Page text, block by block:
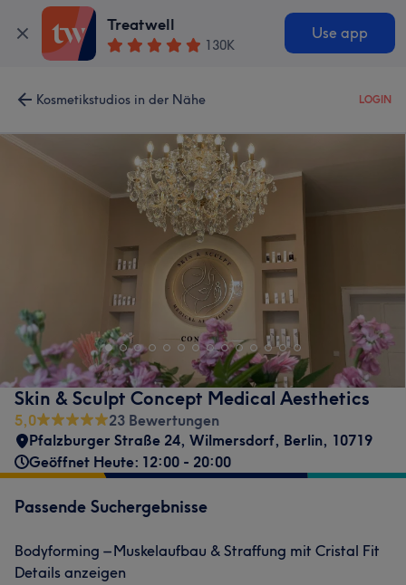
Treatwell
130K
Use app
Kosmetikstudios in der Nähe LOGIN
Skin & Sculpt Concept Medical Aesthetics
5,0
23 Bewertungen
Pfalzburger Straße 24, Wilmersdorf, Berlin, 10719
Geöffnet Heute: 12:00 - 20:00
Passende Suchergebnisse
Bodyforming – Muskelaufbau & Straffung mit Cristal Fit
Details anzeigen